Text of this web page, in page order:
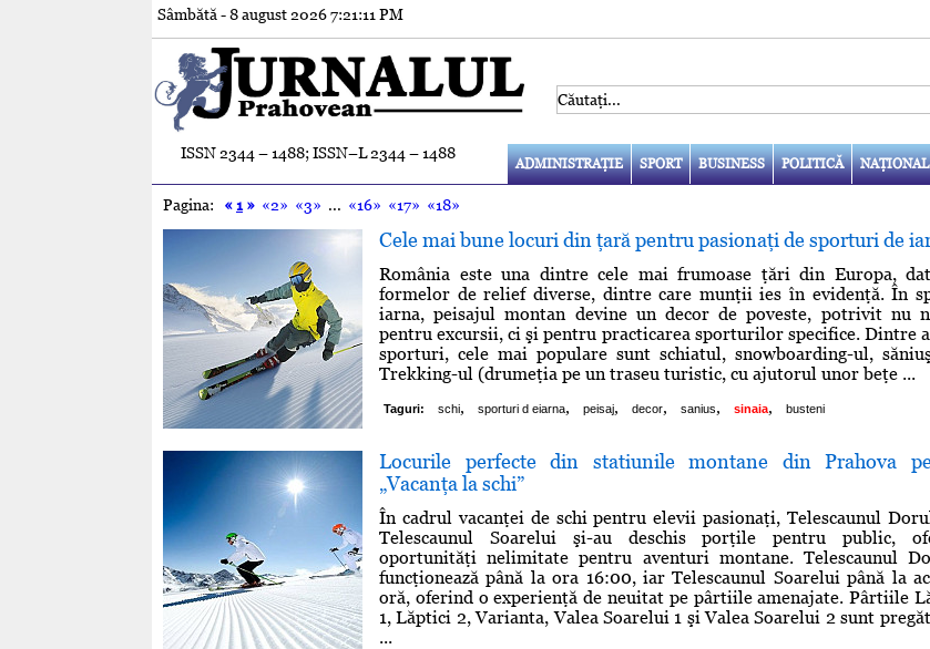
Sâmbătă - 8 august 20267:21:12 PM
ISSN 2344 – 1488; ISSN–L 2344 – 1488
ADMINISTRAŢIE SPORT BUSINESS POLITICĂ NAŢIONAL
Pagina: «1 » «2» «3» ... «16» «17» «18»
Cele mai bune locuri din ţară pentru pasionaţi de sporturi de
România este una dintre cele mai frumoase ţări din Europa,
formelor de relief diverse, dintre care munţii ies în evidenţă. În
iarna, peisajul montan devine un decor de poveste, potrivit nu
pentru excursii, ci şi pentru practicarea sporturilor specifice. Dintre
sporturi, cele mai populare sunt schiatul, snowboarding-ul,
Trekking-ul (drumeţia pe un traseu turistic, cu ajutorul unor beţe ...
Taguri: schi, sporturi d eiarna, peisaj, decor, sanius, sinaia, busteni
Locurile perfecte din statiunile montane din Prahova
„Vacanţa la schi”
În cadrul vacanţei de schi pentru elevii pasionaţi, Telescaunul
Telescaunul Soarelui şi-au deschis porţile pentru public,
oportunităţi nelimitate pentru aventuri montane. Telescaunul
funcţionează până la ora 16:00, iar Telescaunul Soarelui până la
oră, oferind o experienţă de neuitat pe pârtiile amenajate. Pârtiile
1, Lăptici 2, Varianta, Valea Soarelui 1 şi Valea Soarelui 2 sunt
...